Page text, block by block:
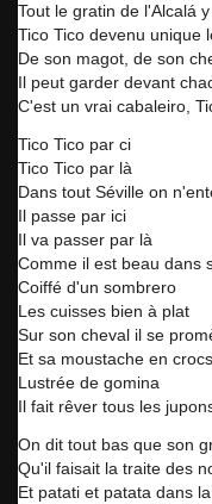
Tout le gratin de l'Alcalá
Tico Tico devenu unique
De son magot, de son
Il peut garder devant
C'est un vrai cabaleiro,
Tico Tico par ci
Tico Tico par là
Dans tout Séville on
Il passe par ici
Il va passer par là
Comme il est beau dans
Coiffé d'un sombrero
Les cuisses bien à plat
Sur son cheval il se
Et sa moustache en crocs
Lustrée de gomina
Il fait rêver tous les
On dit tout bas que son
Qu'il faisait la traite des
Et patati et patata dans